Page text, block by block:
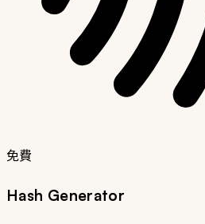
免費
Hash Generator